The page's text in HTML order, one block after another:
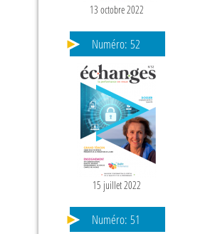
13 octobre 2022
Numéro: 52
15 juillet 2022
Numéro: 51